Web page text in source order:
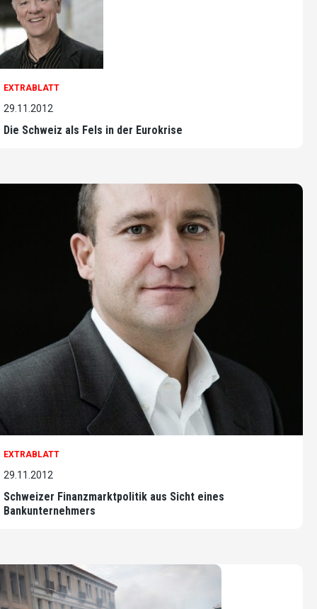
EXTRABLATT
29.11.2012
Die Schweiz als Fels in der Eurokrise
EXTRABLATT
29.11.2012
Schweizer Finanzmarktpolitik aus Sicht eines
Bankunternehmers